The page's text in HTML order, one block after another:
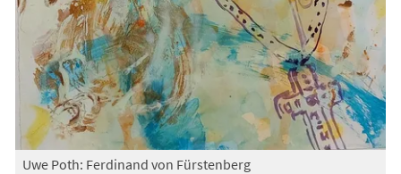
Uwe Poth: Ferdinand von Fürstenberg